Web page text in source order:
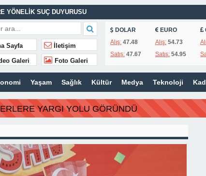
YÖNELİK SUÇ DUYURUSU
EFE İBRİKOĞLU’NUN ADI VERİLDİ
UNUTULMADI
ÖNEMLİ KARARLAR
Sayfa İletişim
Galeri Foto Galeri
DOLAR
Alış: 47.48
Satış: 47.67
EURO
Alış:54.73
Satış:54.95
Yaşam Sağlık Kültür Medya Teknoloji
YARGI YOLU GÖRÜNDÜ